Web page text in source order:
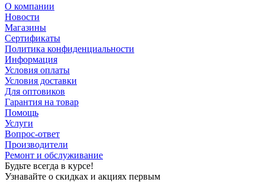
О компании
Новости
Магазины
Сертификаты
Политика конфиденциальности
Информация
Условия оплаты
Условия доставки
Для оптовиков
Гарантия на товар
Помощь
Услуги
Вопрос-ответ
Производители
Ремонт и обслуживание
Будьте всегда в курсе!
Узнавайте о скидках и акциях первым